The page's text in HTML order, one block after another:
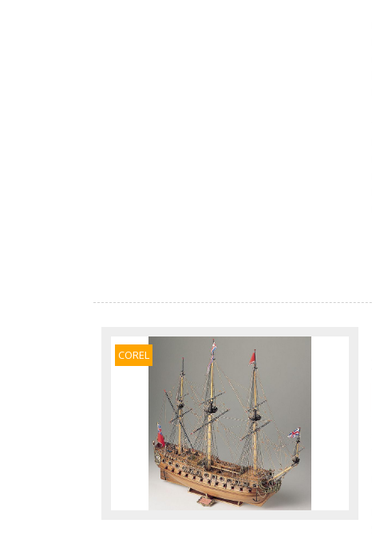
COREL